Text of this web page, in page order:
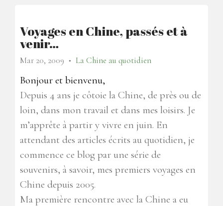
Voyages en Chine, passés et à
venir…
Mar 20, 2009 ● La Chine au quotidien
Bonjour et bienvenu,
Depuis 4 ans je côtoie la Chine, de près ou de
loin, dans mon travail et dans mes loisirs. Je
m’apprête à partir y vivre en juin. En
attendant des articles écrits au quotidien, je
commence ce blog par une série de
souvenirs, à savoir, mes premiers voyages en
Chine depuis 2005.
Ma première rencontre avec la Chine a eu